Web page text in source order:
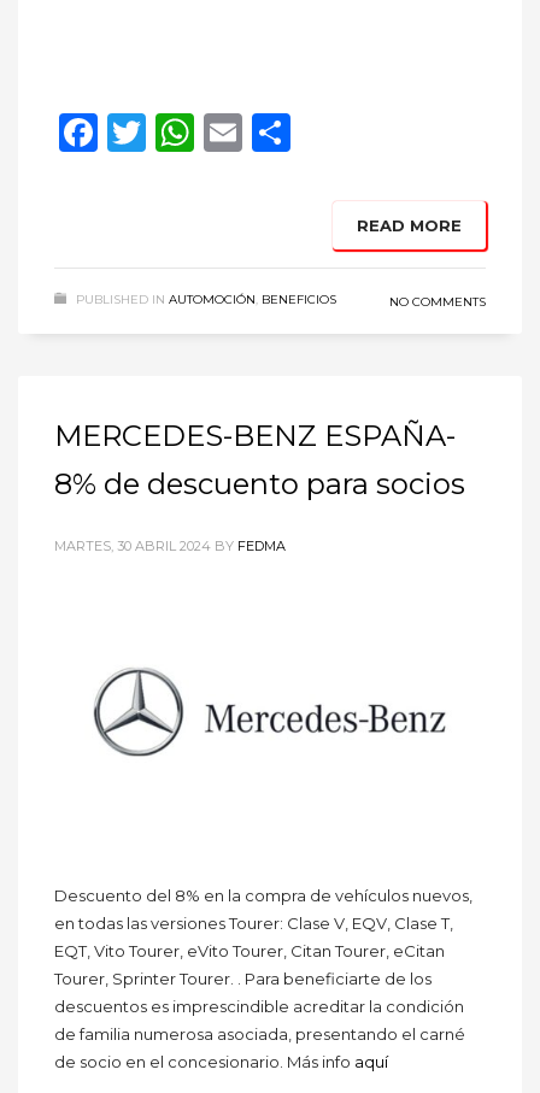
Facebook
Twitter
WhatsApp
Email
READ MORE
PUBLISHED IN AUTOMOCIÓN, BENEFICIOS NO COMMENTS
MERCEDES-BENZ ESPAÑA-
8% de descuento para socios
MARTES, 30 ABRIL 2024 BY FEDMA
Descuento del 8% en la compra de vehículos nuevos,
en todas las versiones Tourer: Clase V, EQV, Clase T,
EQT, Vito Tourer, eVito Tourer, Citan Tourer, eCitan
Tourer, Sprinter Tourer. . Para beneficiarte de los
descuentos es imprescindible acreditar la condición
de familia numerosa asociada, presentando el carné
de socio en el concesionario. Más info aquí